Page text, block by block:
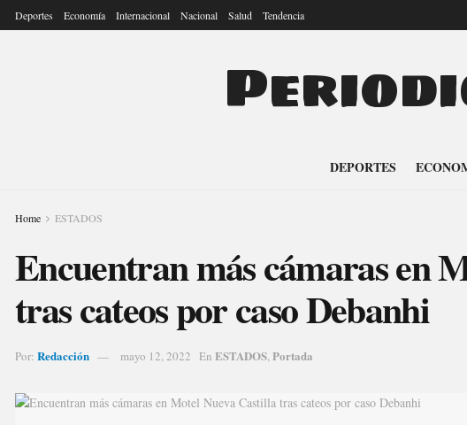
Deportes Economía Internacional Nacional Salud Tendencia
DEPORTES
Home ESTADOS
Encuentran más cámaras en
tras cateos por caso Debanhi
Por: Redacción mayo 12, 2022 En ESTADOS,Portada